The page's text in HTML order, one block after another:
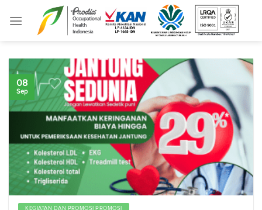
KEGIATAN DAN PROMOSI PROMOSI
08
Sep